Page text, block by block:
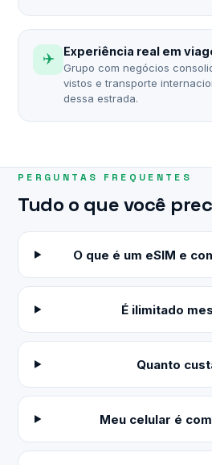
✈️ Experiência real em
Grupo com negócios
vistos e transporte
dessa estrada.
PERGUNTAS FREQUENTES
Tudo o que você
O que é um eSIM e
É ilimitado
Quanto
Meu celular é